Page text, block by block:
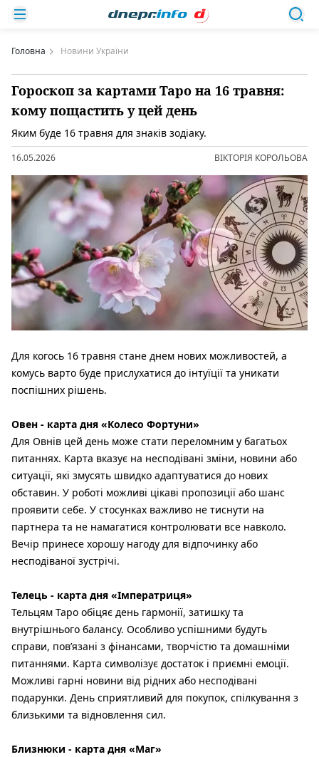
Головна Новини України
Гороскоп за картами Таро на 16 травня:
кому пощастить у цей день
Яким буде 16 травня для знаків зодіаку.
16.05.2026 ВІКТОРІЯ КОРОЛЬОВА
Для когось 16 травня стане днем нових можливостей, а
комусь варто буде прислухатися до інтуїції та уникати
поспішних рішень.
Овен - карта дня «Колесо Фортуни»
Для Овнів цей день може стати переломним у багатьох
питаннях. Карта вказує на несподівані зміни, новини або
ситуації, які змусять швидко адаптуватися до нових
обставин. У роботі можливі цікаві пропозиції або шанс
проявити себе. У стосунках важливо не тиснути на
партнера та не намагатися контролювати все навколо.
Вечір принесе хорошу нагоду для відпочинку або
несподіваної зустрічі.
Телець - карта дня «Імператриця»
Тельцям Таро обіцяє день гармонії, затишку та
внутрішнього балансу. Особливо успішними будуть
справи, пов’язані з фінансами, творчістю та домашніми
питаннями. Карта символізує достаток і приємні емоції.
Можливі гарні новини від рідних або несподівані
подарунки. День сприятливий для покупок, спілкування з
близькими та відновлення сил.
Близнюки - карта дня «Маг»